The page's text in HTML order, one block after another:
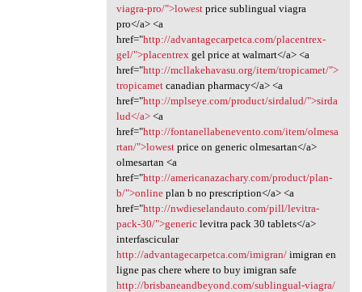
viagra-pro/">lowestprice sublingual viagra
pro</a> <a
href="http://advantagecarpetca.com/placentrex-
gel/">placentrex gel price at walmart</a> <a
href="http://mcllakehavasu.org/item/tropicamet/">
tropicametcanadian pharmacy</a> <a
href="http://mplseye.com/product/sirdalud/">sirda
lud</a><a
href="http://fontanellabenevento.com/item/olmesa
rtan/">lowestprice on generic olmesartan</a>
olmesartan <a
href="http://americanazachary.com/product/plan-
b/">onlineplan b no prescription</a> <a
href="http://nwdieselandauto.com/pill/levitra-
pack-30/">genericlevitra pack 30 tablets</a>
interfascicular
http://advantagecarpetca.com/imigran/imigran en
ligne pas chere where to buy imigran safe
http://brisbaneandbeyond.com/sublingual-viagra/